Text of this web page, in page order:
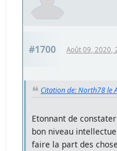
#1700 Août 09, 2020,
Citation de: North78 le
Etonnant de
bon niveau
faire la part des